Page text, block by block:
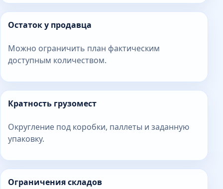
Остаток у продавца
Можно ограничить план фактическим
доступным количеством.
Кратность грузомест
Округление под коробки, паллеты и заданную
упаковку.
Ограничения складов